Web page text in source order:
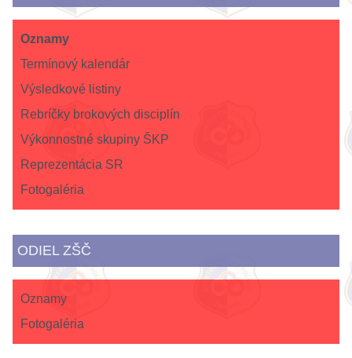
Oznamy
Termínový kalendár
Výsledkové listiny
Rebríčky brokových disciplín
Výkonnostné skupiny ŠKP
Reprezentácia SR
Fotogaléria
ODIEL ZŠČ
Oznamy
Fotogaléria